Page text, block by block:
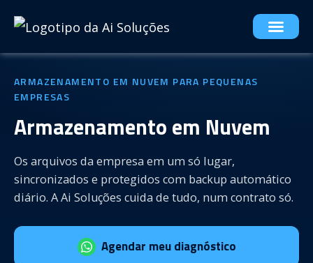
ARMAZENAMENTO EM NUVEM PARA PEQUENAS
EMPRESAS
Armazenamento em Nuvem
Os arquivos da empresa em um só lugar,
sincronizados e protegidos com backup automático
diário. A Ai Soluções cuida de tudo, num contrato só.
Agendar meu diagnóstico